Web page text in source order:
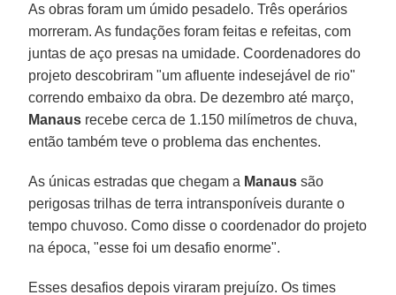
As obras foram um úmido pesadelo. Três operários
morreram. As fundações foram feitas e refeitas, com
juntas de aço presas na umidade. Coordenadores do
projeto descobriram "um afluente indesejável de rio"
correndo embaixo da obra. De dezembro até março,
Manaus recebe cerca de 1.150 milímetros de chuva,
então também teve o problema das enchentes.
As únicas estradas que chegam a Manaus são
perigosas trilhas de terra intransponíveis durante o
tempo chuvoso. Como disse o coordenador do projeto
na época, "esse foi um desafio enorme".
Esses desafios depois viraram prejuízo. Os times